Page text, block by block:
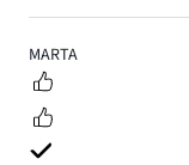
3
MARTA